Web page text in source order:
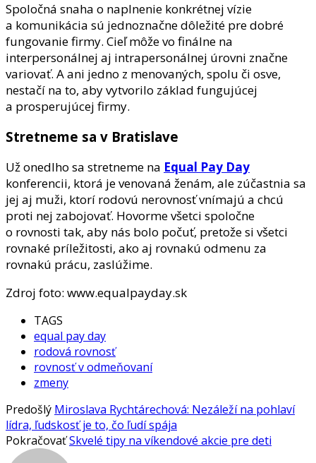
Spoločná snaha o naplnenie konkrétnej vízie
a komunikácia sú jednoznačne dôležité pre dobré
fungovanie firmy. Cieľ môže vo finálne na
interpersonálnej aj intrapersonálnej úrovni značne
variovať. A ani jedno z menovaných, spolu či osve,
nestačí na to, aby vytvorilo základ fungujúcej
a prosperujúcej firmy.
Stretneme sa v Bratislave
Už onedlho sa stretneme na Equal Pay Day
konferencii, ktorá je venovaná ženám, ale zúčastnia sa
jej aj muži, ktorí rodovú nerovnosť vnímajú a chcú
proti nej zabojovať. Hovorme všetci spoločne
o rovnosti tak, aby nás bolo počuť, pretože si všetci
rovnaké príležitosti, ako aj rovnakú odmenu za
rovnakú prácu, zaslúžime.
Zdroj foto: www.equalpayday.sk
TAGS
equal pay day
rodová rovnosť
rovnosť v odmeňovaní
zmeny
Predošlý Miroslava Rychtárechová: Nezáleží na pohlaví
lídra, ľudskosť je to, čo ľudí spája
PokračovaťSkvelé tipy na víkendové akcie pre deti